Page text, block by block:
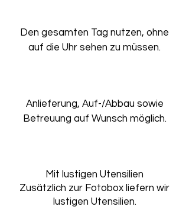
Den gesamten Tag nutzen, ohne
auf die Uhr sehen zu müssen.
Anlieferung, Auf-/Abbau sowie
Betreuung auf Wunsch möglich.
Mit lustigen Utensilien
Zusätzlich zur Fotobox liefern wir
lustigen Utensilien.